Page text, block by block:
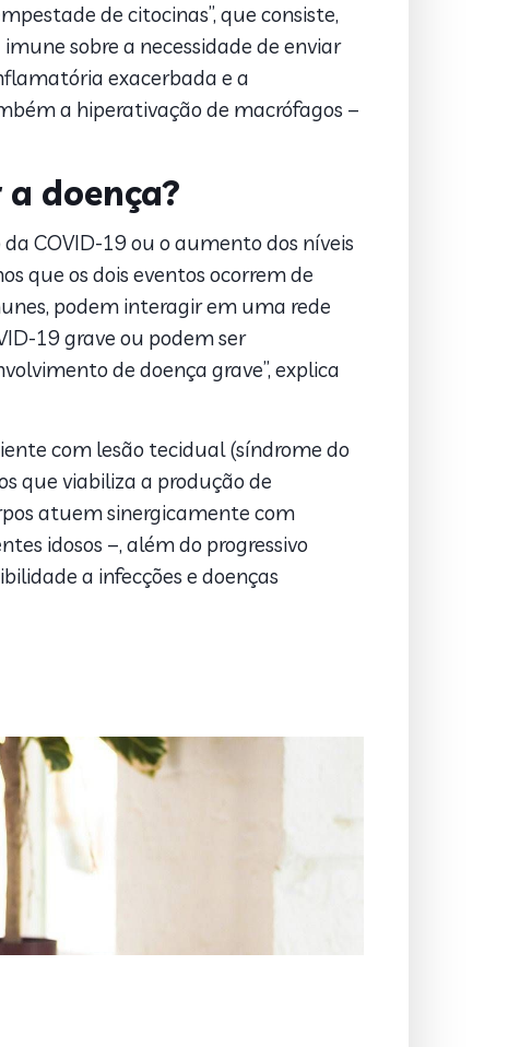
de citocinas”, que consiste,
sobre a necessidade de enviar
exacerbada e a
a hiperativação de macrófagos –
doença?
COVID-19 ou o aumento dos níveis
que os dois eventos ocorrem de
podem interagir em uma rede
19 grave ou podem ser
de doença grave”, explica
com lesão tecidual (síndrome do
que viabiliza a produção de
atuem sinergicamente com
idosos –, além do progressivo
a infecções e doenças